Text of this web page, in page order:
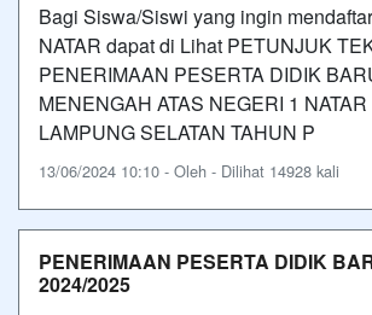
Bagi Siswa/Siswi yang ingin
NATAR dapat di Lihat PETUNJUK
PENERIMAAN PESERTA DIDIK
MENENGAH ATAS NEGERI 1
LAMPUNG SELATAN TAHUN P
13/06/2024 10:10 - Oleh - Dilihat 14928 kali
PENERIMAAN PESERTA DIDIK
2024/2025